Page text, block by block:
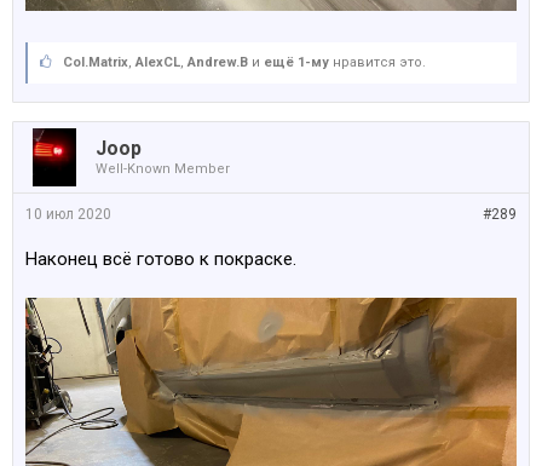
Col.Matrix,AlexCL,Andrew.B и ещё 1-му нравится это.
Joop
Well-Known Member
#289
10 июл 2020
Наконец всё готово к покраске.